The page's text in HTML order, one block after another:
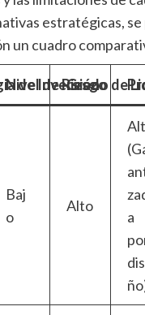
estratégicas, se
un cuadro
de Inversión
Nivel de Riesgo
Grado de
Baj
o
Alto
a